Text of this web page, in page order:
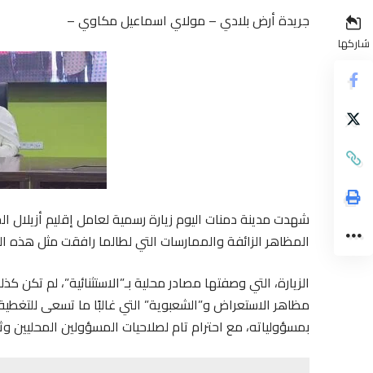
شاركها
جريدة أرض بلادي – مولاي اسماعيل مكاوي –
شهدت مدينة دمنات اليوم زيارة رسمية لعامل إقليم أزيلال
المظاهر الزائفة والممارسات التي لطالما رافقت مثل هذه
الزيارة، التي وصفتها مصادر محلية بـ”الاستثنائية”، لم
مظاهر الاستعراض و”الشعبوية” التي غالبًا ما تسعى
بمسؤولياته، مع احترام تام لصلاحيات المسؤولين